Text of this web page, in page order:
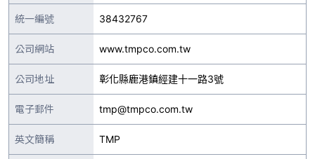
統一編號 38432767
公司網站 www.tmpco.com.tw
公司地址 彰化縣鹿港鎮經建十一路3號
電子郵件 tmp@tmpco.com.tw
英文簡稱 TMP